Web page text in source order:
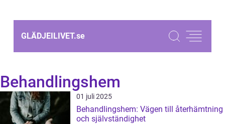
GLÄDJEILIVET.se
Behandlingshem
01 juli 2025
Behandlingshem: Vägen till återhämtning
och självständighet